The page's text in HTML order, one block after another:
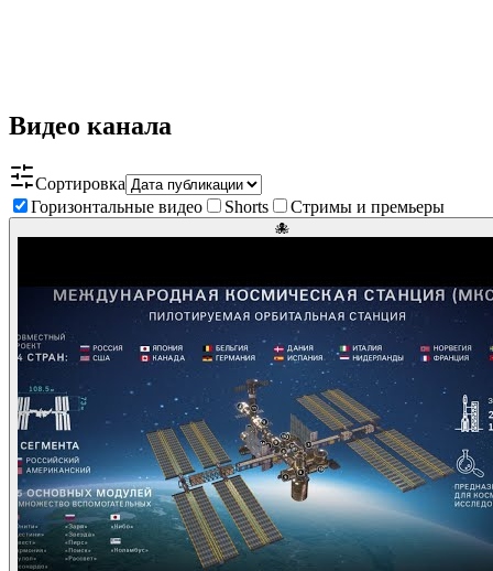
Видео канала
Сортировка
Горизонтальные видео
Shorts Стримы и премьеры
🐙